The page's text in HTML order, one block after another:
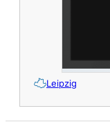
Leipzig